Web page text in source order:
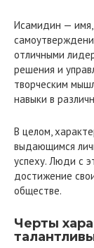
Исамидин — имя,
отличными
решения и
творческим
навыки в
В целом,
выдающимся
успеху. Люди с
достижение
обществе.
Черты